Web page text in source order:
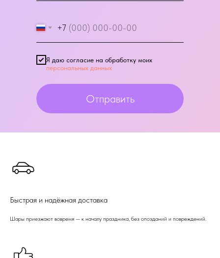
+7
Я даю согласие на обработку моих
персональных данных
Отправить
Быстрая и надёжная доставка
Шары приезжают вовремя — к началу праздника, без опозданий и повреждений.